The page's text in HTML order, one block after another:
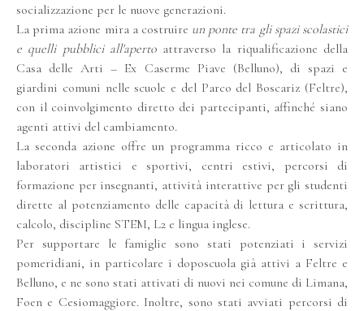
socializzazione per le nuove generazioni.
La prima azione mira a costruire un ponte tra gli spazi scolastici
e quelli pubblici all'apertoattraverso la riqualificazione della
Casa delle Arti – Ex Caserme Piave (Belluno), di spazi e
giardini comuni nelle scuole e del Parco del Boscariz (Feltre),
con il coinvolgimento diretto dei partecipanti, affinché siano
agenti attivi del cambiamento.
La seconda azione offre un programma ricco e articolato in
laboratori artistici e sportivi, centri estivi, percorsi di
formazione per insegnanti, attività interattive per gli studenti
dirette al potenziamento delle capacità di lettura e scrittura,
calcolo, discipline STEM, L2 e lingua inglese.
Per supportare le famiglie sono stati potenziati i servizi
pomeridiani, in particolare i doposcuola già attivi a Feltre e
Belluno, e ne sono stati attivati di nuovi nei comune di Limana,
Foen e Cesiomaggiore. Inoltre, sono stati avviati percorsi di